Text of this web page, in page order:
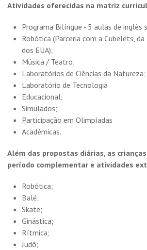
Atividades oferecidas na matriz
Programa Bilíngue - 5 aulas de inglês
Robótica (Parceria com a Cubelets,
dos EUA);
Música / Teatro;
Laboratórios de Ciências da Natureza;
Laboratório de Tecnologia
Educacional;
Simulados;
Participação em Olimpíadas
Acadêmicas.
Além das propostas diárias, as
período complementar e atividades
Robótica;
Balé;
Skate;
Ginástica;
Rítmica;
Judô;